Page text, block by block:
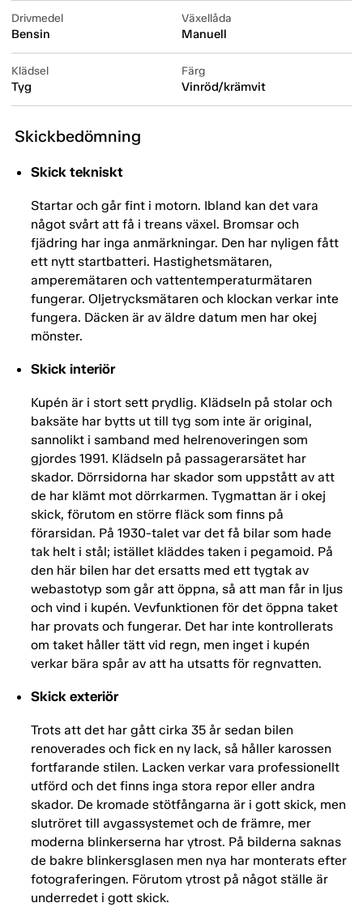
Drivmedel
Bensin
Växellåda
Manuell
Klädsel
Tyg
Färg
Vinröd/krämvit
Skickbedömning
Skick tekniskt
Startar och går fint i motorn. Ibland kan det vara
något svårt att få i treans växel. Bromsar och
fjädring har inga anmärkningar. Den har nyligen fått
ett nytt startbatteri. Hastighetsmätaren,
amperemätaren och vattentemperaturmätaren
fungerar. Oljetrycksmätaren och klockan verkar inte
fungera. Däcken är av äldre datum men har okej
mönster.
Skick interiör
Kupén är i stort sett prydlig. Klädseln på stolar och
baksäte har bytts ut till tyg som inte är original,
sannolikt i samband med helrenoveringen som
gjordes 1991. Klädseln på passagerarsätet har
skador. Dörrsidorna har skador som uppstått av att
de har klämt mot dörrkarmen. Tygmattan är i okej
skick, förutom en större fläck som finns på
förarsidan. På 1930-talet var det få bilar som hade
tak helt i stål; istället kläddes taken i pegamoid. På
den här bilen har det ersatts med ett tygtak av
webastotyp som går att öppna, så att man får in ljus
och vind i kupén. Vevfunktionen för det öppna taket
har provats och fungerar. Det har inte kontrollerats
om taket håller tätt vid regn, men inget i kupén
verkar bära spår av att ha utsatts för regnvatten.
Skick exteriör
Trots att det har gått cirka 35 år sedan bilen
renoverades och fick en ny lack, så håller karossen
fortfarande stilen. Lacken verkar vara professionellt
utförd och det finns inga stora repor eller andra
skador. De kromade stötfångarna är i gott skick, men
slutröret till avgassystemet och de främre, mer
moderna blinkerserna har ytrost. På bilderna saknas
de bakre blinkersglasen men nya har monterats efter
fotograferingen. Förutom ytrost på något ställe är
underredet i gott skick.